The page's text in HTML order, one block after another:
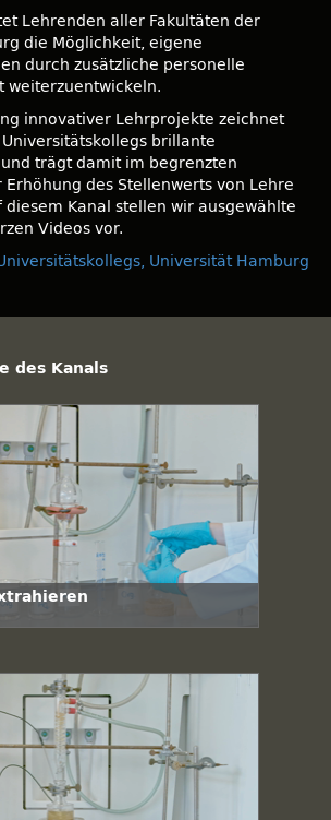
Lehrenden aller Fakultäten der
die Möglichkeit, eigene
durch zusätzliche personelle
weiterzuentwickeln.
innovativer Lehrprojekte zeichnet
brillante
trägt damit im begrenzten
des Stellenwerts von Lehre
diesem Kanal stellen wir ausgewählte
Videos vor.
Universität Hamburg
des Kanals